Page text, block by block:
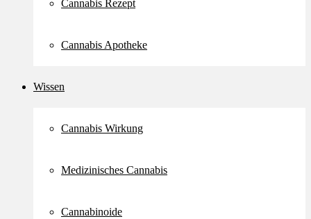
Cannabis Rezept
Cannabis Apotheke
Wissen
Cannabis Wirkung
Medizinisches Cannabis
Cannabinoide